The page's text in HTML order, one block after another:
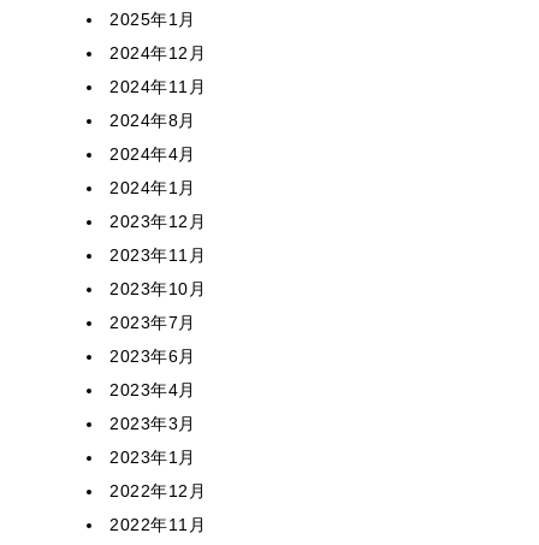
2025年1月
2024年12月
2024年11月
2024年8月
2024年4月
2024年1月
2023年12月
2023年11月
2023年10月
2023年7月
2023年6月
2023年4月
2023年3月
2023年1月
2022年12月
2022年11月